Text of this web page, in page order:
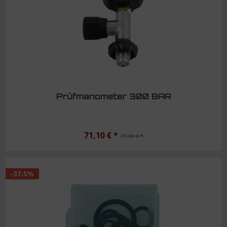
Prüfmanometer 300 BAR
79,00 € *
71,10 € *
-37.5%